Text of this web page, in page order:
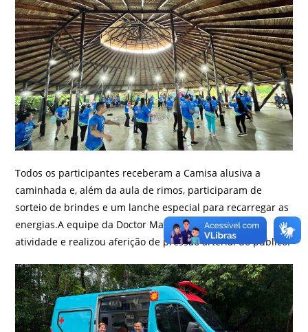
Todos os participantes receberam a Camisa alusiva a
caminhada e, além da aula de rimos, participaram de
sorteio de brindes e um lanche especial para recarregar as
energias.A equipe da Doctor Mais monitorou toda a
atividade e realizou aferição de pressão arterial do público.